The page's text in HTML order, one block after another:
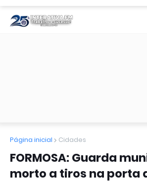
Página inicial Cidades
FORMOSA: Guarda
morto a tiros na porta